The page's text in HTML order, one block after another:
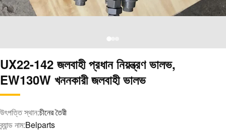
UX22-142 জলবাহী প্রধান নিয়ন্ত্রণ ভালভ,
EW130W খননকারী জলবাহী ভালভ
উৎপত্তি স্থান:চীনের তৈরী
ব্র্যান্ড নাম:Belparts